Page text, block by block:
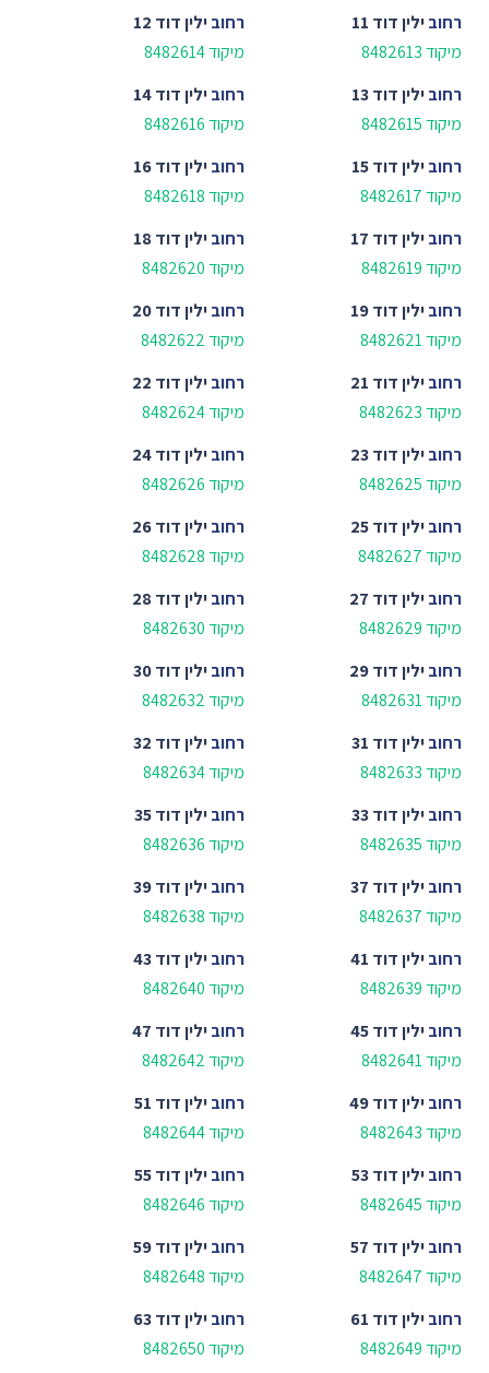
רחובילין דוד 11
מיקוד 8482613
רחובילין דוד 12
מיקוד 8482614
רחובילין דוד 13
מיקוד 8482615
רחובילין דוד 14
מיקוד 8482616
רחובילין דוד 15
מיקוד 8482617
רחובילין דוד 16
מיקוד 8482618
רחובילין דוד 17
מיקוד 8482619
רחובילין דוד 18
מיקוד 8482620
רחובילין דוד 19
מיקוד 8482621
רחובילין דוד 20
מיקוד 8482622
רחובילין דוד 21
מיקוד 8482623
רחובילין דוד 22
מיקוד 8482624
רחובילין דוד 23
מיקוד 8482625
רחובילין דוד 24
מיקוד 8482626
רחובילין דוד 25
מיקוד 8482627
רחובילין דוד 26
מיקוד 8482628
רחובילין דוד 27
מיקוד 8482629
רחובילין דוד 28
מיקוד 8482630
רחובילין דוד 29
מיקוד 8482631
רחובילין דוד 30
מיקוד 8482632
רחובילין דוד 31
מיקוד 8482633
רחובילין דוד 32
מיקוד 8482634
רחובילין דוד 33
מיקוד 8482635
רחובילין דוד 35
מיקוד 8482636
רחובילין דוד 37
מיקוד 8482637
רחובילין דוד 39
מיקוד 8482638
רחובילין דוד 41
מיקוד 8482639
רחובילין דוד 43
מיקוד 8482640
רחובילין דוד 45
מיקוד 8482641
רחובילין דוד 47
מיקוד 8482642
רחובילין דוד 49
מיקוד 8482643
רחובילין דוד 51
מיקוד 8482644
רחובילין דוד 53
מיקוד 8482645
רחובילין דוד 55
מיקוד 8482646
רחובילין דוד 57
מיקוד 8482647
רחובילין דוד 59
מיקוד 8482648
רחובילין דוד 61
מיקוד 8482649
רחובילין דוד 63
מיקוד 8482650